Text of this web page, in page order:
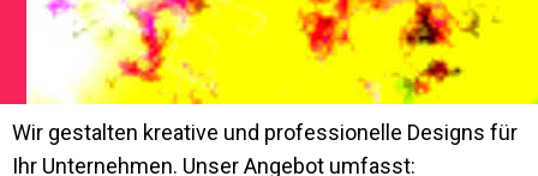
Wir gestalten kreative und professionelle Designs für
Ihr Unternehmen. Unser Angebot umfasst: